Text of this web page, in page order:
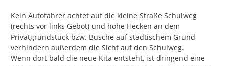
Kein Autofahrer achtet auf die kleine Straße Schulweg
(rechts vor links Gebot) und hohe Hecken an dem
Privatgrundstück bzw. Büsche auf städtischem Grund
verhindern außerdem die Sicht auf den Schulweg.
Wenn dort bald die neue Kita entsteht, ist dringend eine